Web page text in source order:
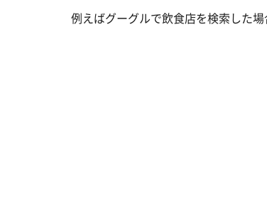
例えばグーグルで飲食店を検索した